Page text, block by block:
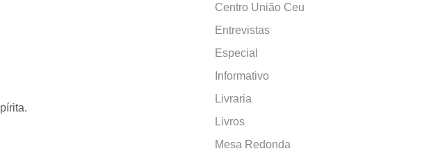
Centro União Ceu
Entrevistas
Especial
Informativo
Livraria
Livros
Mesa Redonda